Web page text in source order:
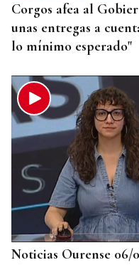
Corgos afea al
unas entregas a
lo mínimo esperado"
Noticias Ourense 06/